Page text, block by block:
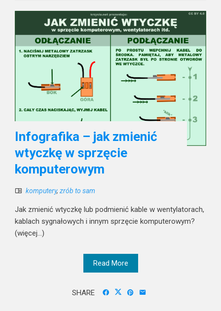
Infografika – jak zmienić
wtyczkę w sprzęcie
komputerowym
komputery, zrób to sam
Jak zmienić wtyczkę lub podmienić kable w wentylatorach,
kablach sygnałowych i innym sprzęcie komputerowym?
(więcej…)
Read More
SHARE